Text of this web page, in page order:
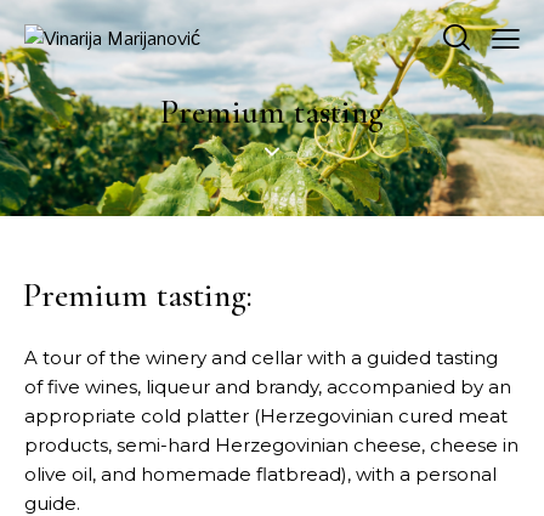
Premium tasting
Premium tasting:
A tour of the winery and cellar with a guided tasting
of five wines, liqueur and brandy, accompanied by an
appropriate cold platter (Herzegovinian cured meat
products, semi-hard Herzegovinian cheese, cheese in
olive oil, and homemade flatbread), with a personal
guide.